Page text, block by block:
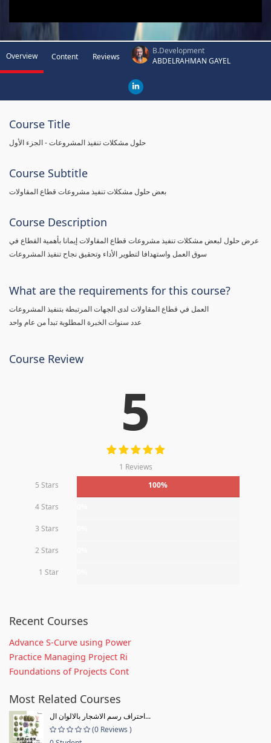
Overview Content Reviews
B.Development
ABDELRAHMAN GAYEL
Course Title
حلول مشكلات تنفيذ المشروعات - الجزء الأول
Course Subtitle
بعض حلول مشكلات تنفيذ مشروعات قطاع المقاولات
Course Description
عرض حلول لبعض مشكلات تنفيذ مشروعات قطاع المقاولات إيمانا بأهمية القطاع في
سوق العمل واستهدافا لتطوير الأداء وتحقيق نجاح تنفيذ المشروعات
What are the requirements for this course?
عدد سنوات الخبرة المطلوبة تبدأ من عام واحد
Course Review
5
1 Reviews
5 Stars
100%
4 Stars
3 Stars
2 Stars
1 Star
Recent Courses
Advance S-Curve using Power
Practice Managing Project Ri
Foundations of Projects Cont
Most Related Courses
احتراف رسم الاشجار بالالوان ال...
(0 Reviews )